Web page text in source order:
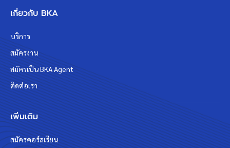
เกี่ยวกับ BKA
บริการ
สมัครงาน
สมัครเป็น BKA Agent
ติดต่อเรา
เพิ่มเติม
สมัครคอร์สเรียน